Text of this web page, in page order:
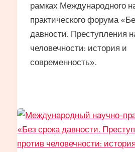
рамках Международного
практического форума
давности. Преступления
человечности: история и
современность».